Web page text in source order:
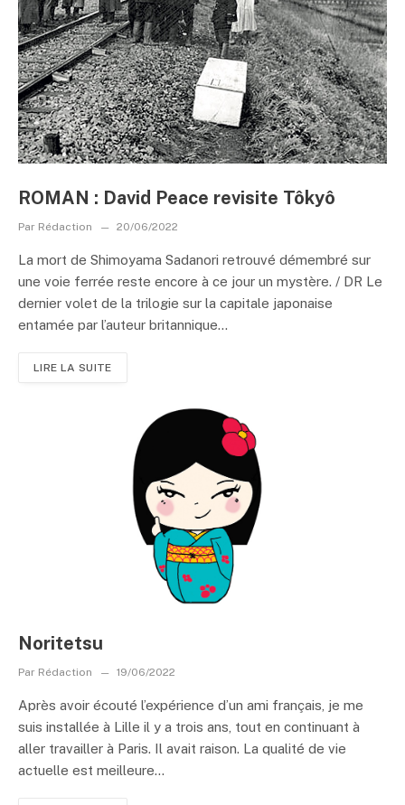
ROMAN : David Peace revisite Tôkyô
Par Rédaction 20/06/2022
La mort de Shimoyama Sadanori retrouvé démembré sur
une voie ferrée reste encore à ce jour un mystère. / DR Le
dernier volet de la trilogie sur la capitale japonaise
entamée par l’auteur britannique...
LIRE LA SUITE
Noritetsu
Par Rédaction 19/06/2022
Après avoir écouté l’expérience d’un ami français, je me
suis installée à Lille il y a trois ans, tout en continuant à
aller travailler à Paris. Il avait raison. La qualité de vie
actuelle est meilleure...